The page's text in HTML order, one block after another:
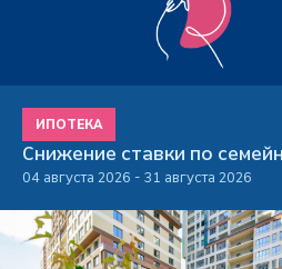
ИПОТЕКА
Снижение ставки по
04 августа 2026 - 31 августа 2026